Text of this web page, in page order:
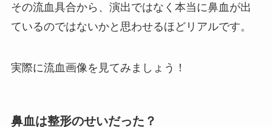
その流血具合から、演出ではなく本当に鼻血が出
ているのではないかと思わせるほどリアルです。
実際に流血画像を見てみましょう！
鼻血は整形のせいだった？